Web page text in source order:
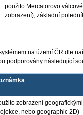
použito Mercatorovo
zobrazení), základní
na území ČR dle
podporovány následující
zobrazení
nebo geographic 2D)